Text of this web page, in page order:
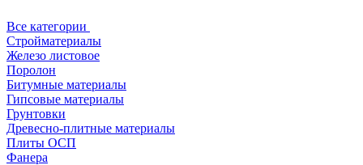
Все категории
Стройматериалы
Железо листовое
Поролон
Битумные материалы
Гипсовые материалы
Грунтовки
Древесно-плитные материалы
Плиты ОСП
Фанера